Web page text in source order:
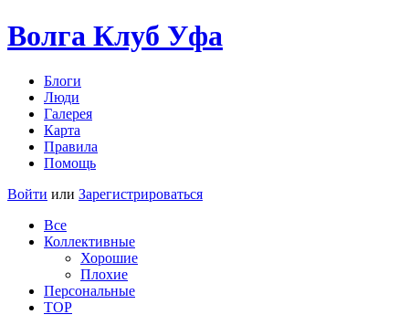
Волга Клуб Уфа
Блоги
Люди
Галерея
Карта
Правила
Помощь
Войти или Зарегистрироваться
Все
Коллективные
Хорошие
Плохие
Персональные
TOP